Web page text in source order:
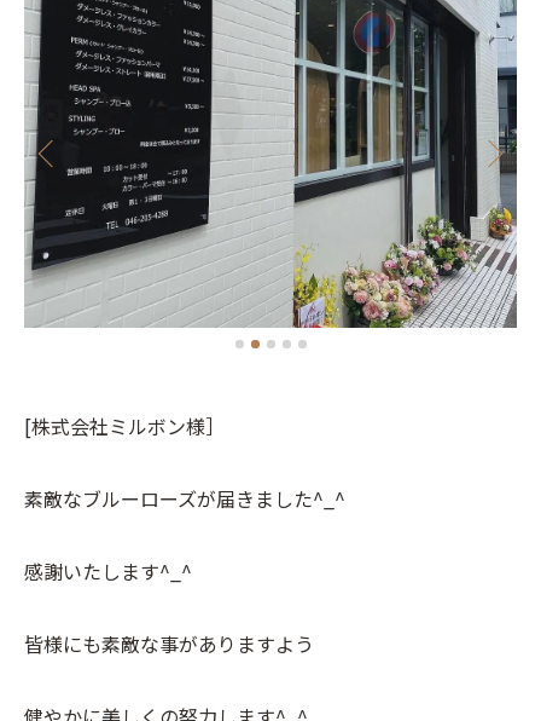
[株式会社ミルボン様］
素敵なブルーローズが届きました^_^
感謝いたします^_^
皆様にも素敵な事がありますよう